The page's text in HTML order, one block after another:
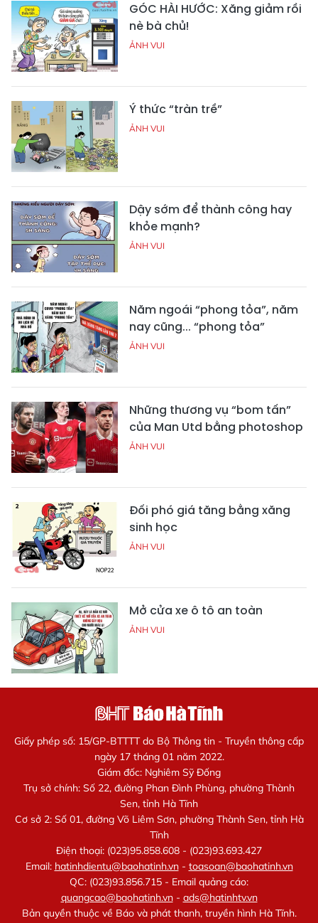
GÓC HÀI HƯỚC: Xăng giảm rồi
nè bà chủ!
ẢNH VUI
Ý thức “tràn trề”
ẢNH VUI
Dậy sớm để thành công hay
khỏe mạnh?
ẢNH VUI
Năm ngoái “phong tỏa”, năm
nay cũng... “phong tỏa”
ẢNH VUI
Những thương vụ “bom tấn”
của Man Utd bằng photoshop
ẢNH VUI
Đối phó giá tăng bằng xăng
sinh học
ẢNH VUI
Mở cửa xe ô tô an toàn
ẢNH VUI
Giấy phép số: 15/GP-BTTTT do Bộ Thông tin - Truyền thông cấp
ngày 17 tháng 01 năm 2022.
Giám đốc: Nghiêm Sỹ Đống
Trụ sở chính: Số 22, đường Phan Đình Phùng, phường Thành
Sen, tỉnh Hà Tĩnh
Cơ sở 2: Số 01, đường Võ Liêm Sơn, phường Thành Sen, tỉnh Hà
Tĩnh
Điện thoại: (023)95.858.608 - (023)93.693.427
Email: hatinhdientu@baohatinh.vn- toasoan@baohatinh.vn
QC: (023)93.856.715 - Email quảng cáo:
quangcao@baohatinh.vn- ads@hatinhtv.vn
Bản quyền thuộc về Báo và phát thanh, truyền hình Hà Tĩnh.